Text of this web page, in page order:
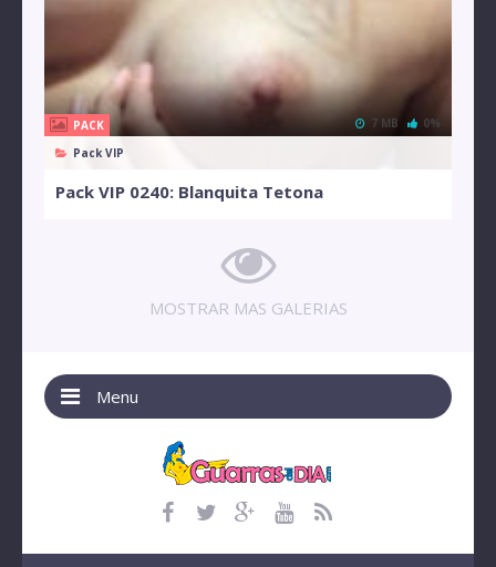
PACK
Pack VIP
7 MB 0%
Pack VIP 0240: Blanquita Tetona
MOSTRAR MAS GALERIAS
Menu